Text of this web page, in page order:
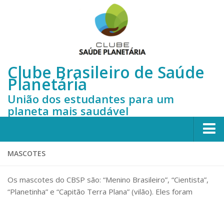
Clube Brasileiro de Saúde
Planetária
União dos estudantes para um
planeta mais saudável
Início
Quem somos
MASCOTES
Os mascotes do CBSP são: “Menino Brasileiro”, “Cientista”,
“Planetinha” e “Capitão Terra Plana” (vilão). Eles foram